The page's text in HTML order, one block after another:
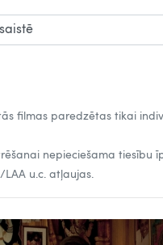
filmas paredzētas tikai
nepieciešama tiesību
LAA u.c. atļaujas.